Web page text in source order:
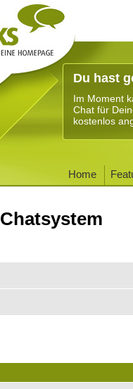
Du hast
Im Moment
Chat für
kostenlos
Home
Chatsystem